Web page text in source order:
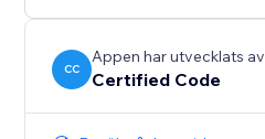
CC
Appen har utvecklats av
Certified Code